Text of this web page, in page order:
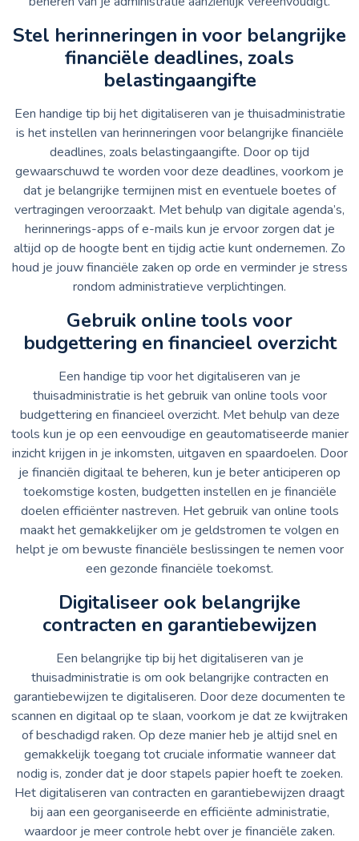
Stel herinneringen in voor belangrijke
financiële deadlines, zoals
belastingaangifte
Een handige tip bij het digitaliseren van je thuisadministratie
is het instellen van herinneringen voor belangrijke financiële
deadlines, zoals belastingaangifte. Door op tijd
gewaarschuwd te worden voor deze deadlines, voorkom je
dat je belangrijke termijnen mist en eventuele boetes of
vertragingen veroorzaakt. Met behulp van digitale agenda’s,
herinnerings-apps of e-mails kun je ervoor zorgen dat je
altijd op de hoogte bent en tijdig actie kunt ondernemen. Zo
houd je jouw financiële zaken op orde en verminder je stress
rondom administratieve verplichtingen.
Gebruik online tools voor
budgettering en financieel overzicht
Een handige tip voor het digitaliseren van je
thuisadministratie is het gebruik van online tools voor
budgettering en financieel overzicht. Met behulp van deze
tools kun je op een eenvoudige en geautomatiseerde manier
inzicht krijgen in je inkomsten, uitgaven en spaardoelen. Door
je financiën digitaal te beheren, kun je beter anticiperen op
toekomstige kosten, budgetten instellen en je financiële
doelen efficiënter nastreven. Het gebruik van online tools
maakt het gemakkelijker om je geldstromen te volgen en
helpt je om bewuste financiële beslissingen te nemen voor
een gezonde financiële toekomst.
Digitaliseer ook belangrijke
contracten en garantiebewijzen
Een belangrijke tip bij het digitaliseren van je
thuisadministratie is om ook belangrijke contracten en
garantiebewijzen te digitaliseren. Door deze documenten te
scannen en digitaal op te slaan, voorkom je dat ze kwijtraken
of beschadigd raken. Op deze manier heb je altijd snel en
gemakkelijk toegang tot cruciale informatie wanneer dat
nodig is, zonder dat je door stapels papier hoeft te zoeken.
Het digitaliseren van contracten en garantiebewijzen draagt
bij aan een georganiseerde en efficiënte administratie,
waardoor je meer controle hebt over je financiële zaken.